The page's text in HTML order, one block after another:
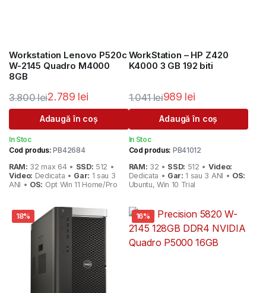
Workstation Lenovo P520c
W-2145 Quadro M4000
8GB
3.800lei
Prețul
inițial
a
3.800 lei.
2.789 lei
Prețul
curent
este:
Adaugă în coș
In Stoc
Cod produs: PB42684
RAM: 32 max 64 • SSD: 512 •
Video: Dedicata • Gar: 1 sau 3
ANI • OS: Opt Win 11 Home/Pro
WorkStation – HP Z420
K4000 3 GB 192 biti
1.041lei
Prețul
inițial
a
1.041 lei.
989 lei
Prețul
curent
este:
Adaugă în coș
In Stoc
Cod produs: PB41012
RAM: 32 • SSD: 512 • Video:
Dedicata • Gar: 1 sau 3 ANI • OS:
Ubuntu, Win 10 Trial
18% 16%